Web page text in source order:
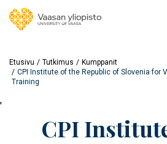
Etusivu Tutkimus
Kumppanit
CPI Institute of the Republic of Slovenia for
Training
'
CPI